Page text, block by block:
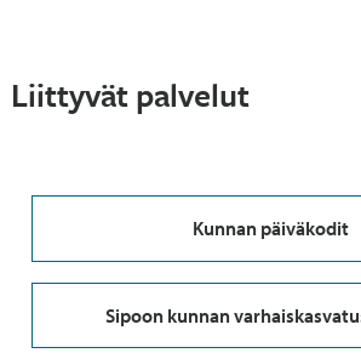
Liittyvät palvelut
Kunnan päiväkodit
Sipoon kunnan